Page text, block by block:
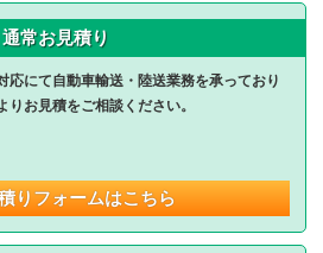
通常お見積り
応にて自動車輸送・陸送業務を承っており
お見積をご相談ください。
りフォームはこちら